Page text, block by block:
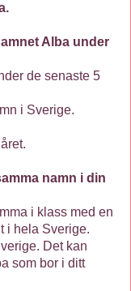
Alba under
de senaste 5
i Sverige.
namn i din
i klass med en
i hela Sverige.
Det kan
som bor i ditt